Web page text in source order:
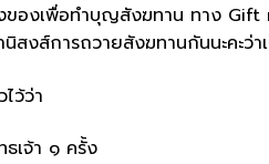
สิ่งของเพื่อทำบุญสังฆทาน ทาง
สงส์การถวายสังฆทานกันนะคะว่
ว้ว่า
เจ้า ๑ ครั้ง